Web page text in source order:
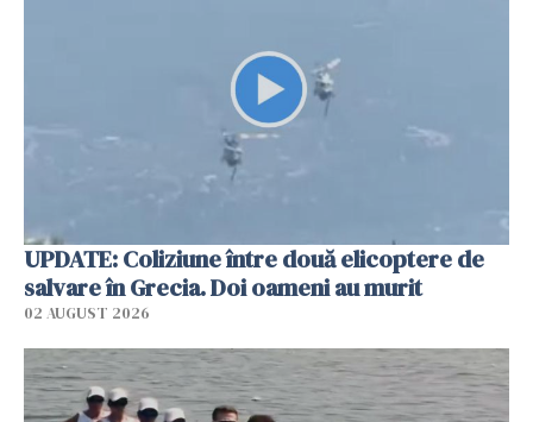
UPDATE: Coliziune între două elicoptere de
salvare în Grecia. Doi oameni au murit
02 AUGUST 2026